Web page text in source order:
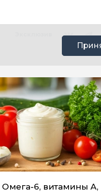
Омега-6, витамины А,